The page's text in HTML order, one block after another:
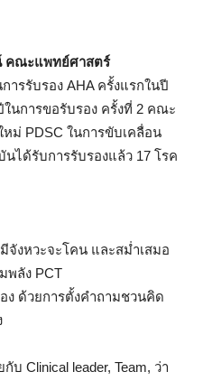
คณะแพทย์ศาสตร์
ารรับรอง AHA ครั้งแรกในปี
ในการขอรับรอง ครั้งที่ 2 คณะ
ม่ PDSC ในการขับเคลื่อน
ด้รับการรับรองแล้ว 17 โรค
จังหวะจะโคน และสม่ำเสมอ
พลัง PCT
ง ด้วยการตั้งคำถามชวนคิด
บ Clinical leader, Team, ว่า